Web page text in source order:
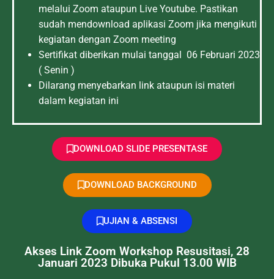
melalui Zoom ataupun Live Youtube. Pastikan
sudah mendownload aplikasi Zoom jika mengikuti
kegiatan dengan Zoom meeting
Sertifikat diberikan mulai tanggal 06 Februari 2023
( Senin )
Dilarang menyebarkan link ataupun isi materi
dalam kegiatan ini
DOWNLOAD SLIDE PRESENTASE
DOWNLOAD BACKGROUND
UJIAN & ABSENSI
Akses Link Zoom Workshop Resusitasi, 28
Januari 2023 Dibuka Pukul 13.00 WIB